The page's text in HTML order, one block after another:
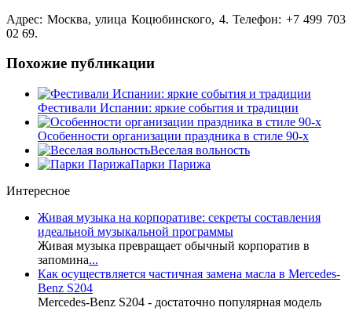
Адрес: Москва, улица Коцюбинского, 4. Телефон: +7 499 703
02 69.
Похожие публикации
Фестивали Испании: яркие события и традиции
Особенности организации праздника в стиле 90-х
Веселая вольность
Парки Парижа
Интересное
Живая музыка на корпоративе: секреты составления
идеальной музыкальной программы
Живая музыка превращает обычный корпоратив в
запомина...
Как осуществляется частичная замена масла в Mercedes-
Benz S204
Mercedes-Benz S204 - достаточно популярная модель